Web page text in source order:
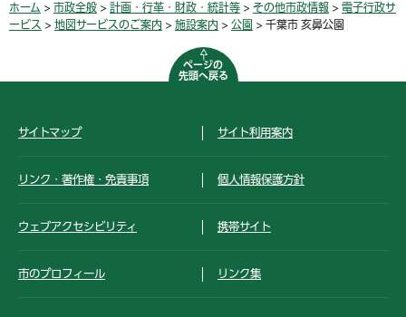
ホーム > 市政全般 > 計画・行革・財政・統計等 > その他市政情報 > 電子行政サ
ービス > 地図サービスのご案内 > 施設案内 > 公園 > 千葉市 亥鼻公園
ページの
先頭へ戻る
サイトマップ サイト利用案内
リンク・著作権・免責事項 個人情報保護方針
ウェブアクセシビリティ 携帯サイト
市のプロフィール リンク集